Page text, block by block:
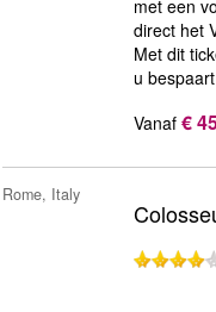
met een
direct het
Met dit
u
Vanaf €
Rome, Italy